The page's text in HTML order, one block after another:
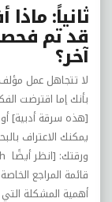
ثانياً:
قد تم
آخر؟
لا تتجاهل عمل مؤلف
بأنك إما اقترضت
[هذه سرقة أدبية]
يمكنك الاعتراف
ورقتك: [انظر أيضًا
قائمة المراجع
أهمية المشكلة